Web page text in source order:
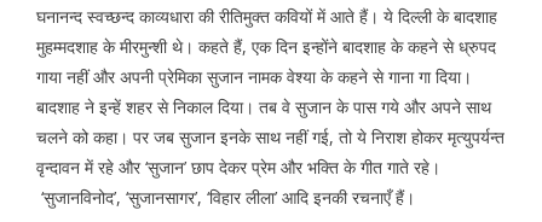
घनानन्द स्वच्छन्द काव्यधारा की रीतिमुक्त कवियों में आते हैं। ये दिल्ली के बादशाह
मुहम्मदशाह के मीरमुन्शी थे। कहते हैं, एक दिन इन्होंने बादशाह के कहने से ध्रुपद
गाया नहीं और अपनी प्रेमिका सुजान नामक वेश्या के कहने से गाना गा दिया।
बादशाह ने इन्हें शहर से निकाल दिया। तब वे सुजान के पास गये और अपने साथ
चलने को कहा। पर जब सुजान इनके साथ नहीं गई, तो ये निराश होकर मृत्युपर्यन्त
वृन्दावन में रहे और ‘सुजान’ छाप देकर प्रेम और भक्ति के गीत गाते रहे।
‘सुजानविनोद’, ‘सुजानसागर’, ‘विहार लीला’ आदि इनकी रचनाएँ हैं।